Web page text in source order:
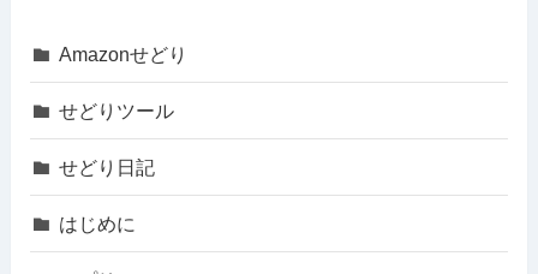
Amazonせどり
せどりツール
せどり日記
はじめに